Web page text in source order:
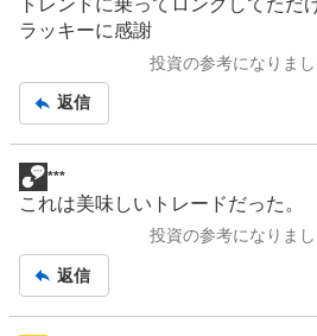
記
事
トレンドに乗ってロングしてただ
ラッキーに感謝
投資の参考になりまし
返信
掲
示
事
***
これは美味しいトレードだった。
投資の参考になりまし
返信